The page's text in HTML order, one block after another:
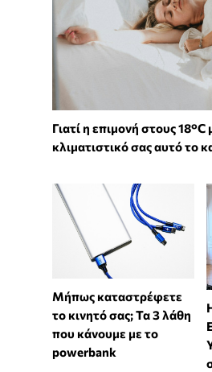
Γιατί η επιμονή στους
κλιματιστικό σας αυτό το
Μήπως καταστρέφετε
το κινητό σας; Τα 3 λάθη
που κάνουμε με το
powerbank